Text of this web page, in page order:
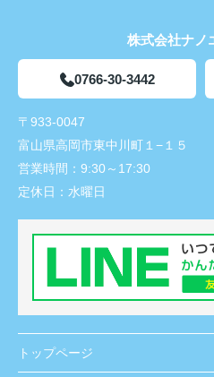
株式会社ナノ
0766-30-3442
〒933-0047
富山県高岡市東中川町１−１５
営業時間： 9:30～17:30
定休日： 水曜日
トップページ